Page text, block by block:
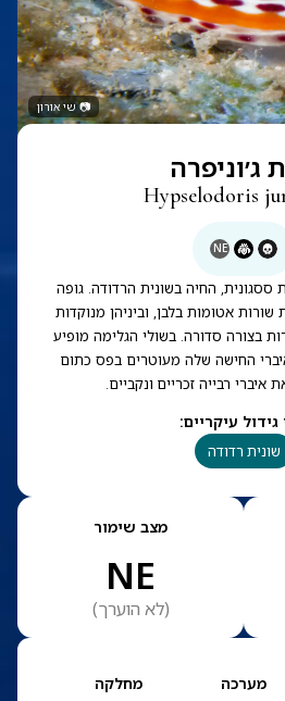
📷שי אורון
ג׳וניפרה
Hypselodoris
NE
ססגונית, החיה בשונית הרדודה. גופה
אטומות בלבן, וביניהן מנוקדות
בצורה סדורה. בשולי הגלימה מופיע
החישה שלה מעוטרים בפס כתום
איברי רבייה זכריים ונקביים.
גידול עיקריים:
שונית רדודה
מצב שימור
NE
(לא הוערך)
מערכה מחלקה